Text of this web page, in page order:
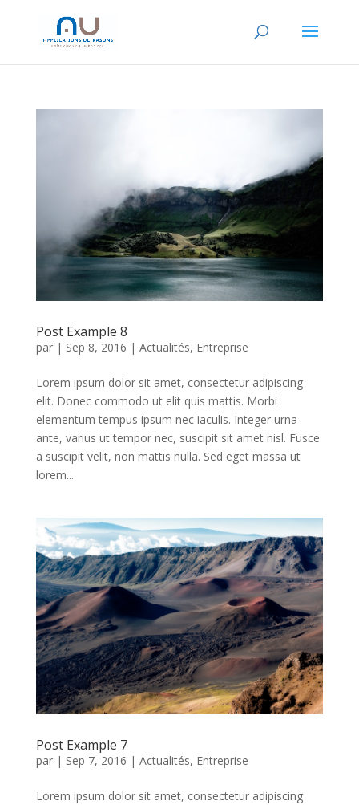
Post Example 8
par | Sep 8, 2016 | Actualités, Entreprise
Lorem ipsum dolor sit amet, consectetur adipiscing
elit. Donec commodo ut elit quis mattis. Morbi
elementum tempus ipsum nec iaculis. Integer urna
ante, varius ut tempor nec, suscipit sit amet nisl. Fusce
a suscipit velit, non mattis nulla. Sed eget massa ut
lorem...
Post Example 7
par | Sep 7, 2016 | Actualités, Entreprise
Lorem ipsum dolor sit amet, consectetur adipiscing